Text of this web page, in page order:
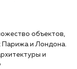
объектов,
Парижа и Лондона.
и